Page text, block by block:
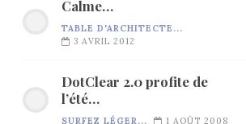
Calme…
TABLE D'ARCHITECTE...
3 AVRIL 2012
DotClear 2.0 profite de
l’été…
SURFEZ LÉGER... 1 AOÛT 2008